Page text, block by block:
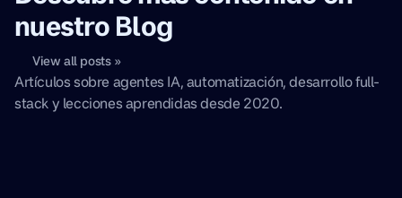
nuestro Blog
View all posts »
Artículos sobre agentes IA, automatización, desarrollo full-
stack y lecciones aprendidas desde 2020.